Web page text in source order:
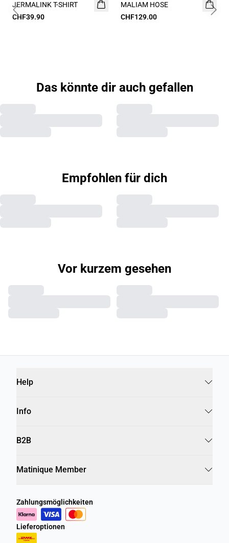
NEUHEIT
2 FOR 60
JERMALINK T-SHIRT
CHF39.90
MALIAM HOSE
CHF129.00
Previous slide Next
Das könnte dir auch gefallen
Empfohlen für dich
Vor kurzem gesehen
Help
Info
B2B
Matinique Member
Zahlungsmöglichkeiten
Lieferoptionen